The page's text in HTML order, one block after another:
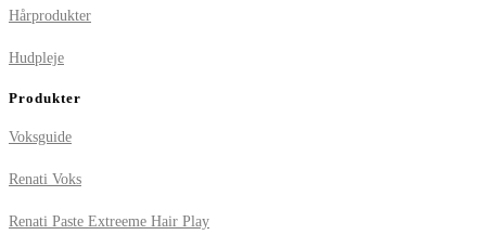
Hårprodukter
Hudpleje
Produkter
Voksguide
Renati Voks
Renati Paste Extreeme Hair Play